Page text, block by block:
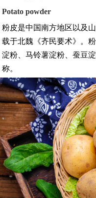
Potato powder
粉皮是中国南方地区以及
载于北魏《齐民要术》。
淀粉、马铃薯淀粉、蚕豆
称。